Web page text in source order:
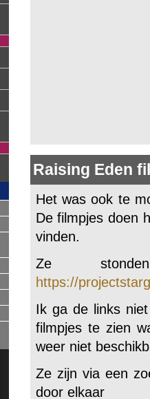
Raising Eden
Het was ook te
De filmpjes doen
vinden.
Ze
https://
Ik ga de links
filmpjes te zien
weer niet
Ze zijn via een
door elkaar